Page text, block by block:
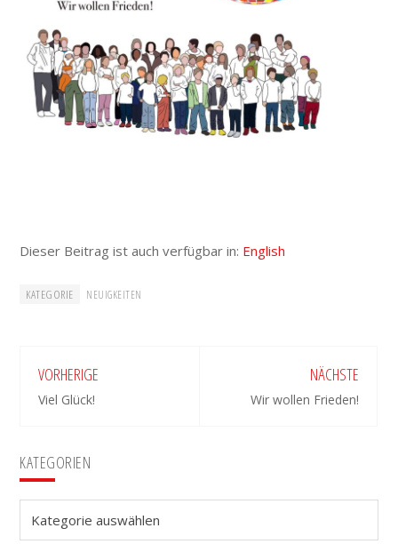
Dieser Beitrag ist auch verfügbar in: English
KATEGORIE NEUIGKEITEN
VORHERIGE
Viel Glück!
NÄCHSTE
Wir wollen Frieden!
Seitenspalte
KATEGORIEN